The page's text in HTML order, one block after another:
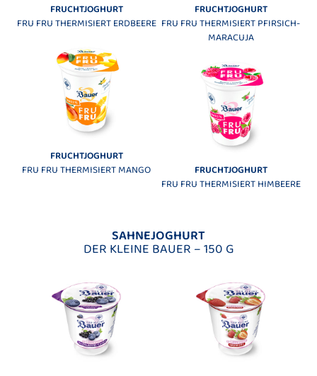
FRUCHTJOGHURT
FRU FRU THERMISIERT ERDBEERE
FRUCHTJOGHURT
FRU FRU THERMISIERT PFIRSICH-
MARACUJA
FRUCHTJOGHURT
FRU FRU THERMISIERT MANGO
FRUCHTJOGHURT
FRU FRU THERMISIERT HIMBEERE
SAHNEJOGHURT
DER KLEINE BAUER – 150 G